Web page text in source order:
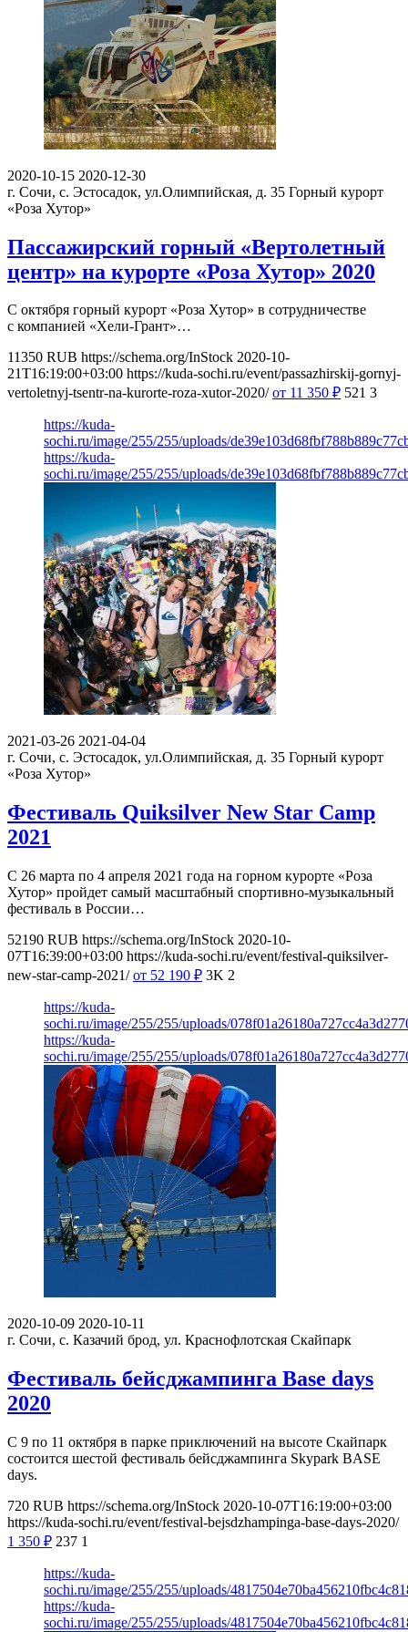
2020-10-15 2020-12-30
г. Сочи, с. Эстосадок, ул.Олимпийская, д. 35 Горный курорт
«Роза Хутор»
Пассажирский горный «Вертолетный
центр» на курорте «Роза Хутор» 2020
С октября горный курорт «Роза Хутор» в сотрудничестве
с компанией «Хели-Грант»…
11350 RUB https://schema.org/InStock 2020-10-
21T16:19:00+03:00 https://kuda-sochi.ru/event/passazhirskij-gornyj-
vertoletnyj-tsentr-na-kurorte-roza-xutor-2020/ от 11 350 ₽ 521 3
https://kuda-
sochi.ru/image/255/255/uploads/
https://kuda-
sochi.ru/image/255/255/uploads/
2021-03-26 2021-04-04
г. Сочи, с. Эстосадок, ул.Олимпийская, д. 35 Горный курорт
«Роза Хутор»
Фестиваль Quiksilver New Star Camp
2021
С 26 марта по 4 апреля 2021 года на горном курорте «Роза
Хутор» пройдет самый масштабный спортивно-музыкальный
фестиваль в России…
52190 RUB https://schema.org/InStock 2020-10-
07T16:39:00+03:00 https://kuda-sochi.ru/event/festival-quiksilver-
new-star-camp-2021/ от 52 190 ₽ 3K 2
https://kuda-
sochi.ru/image/255/255/uploads/
https://kuda-
sochi.ru/image/255/255/uploads/
2020-10-09 2020-10-11
г. Сочи, с. Казачий брод, ул. Краснофлотская Скайпарк
Фестиваль бейсджампинга Base days
2020
С 9 по 11 октября в парке приключений на высоте Скайпарк
состоится шестой фестиваль бейсджампинга Skypark BASE
days.
720 RUB https://schema.org/InStock 2020-10-07T16:19:00+03:00
https://kuda-sochi.ru/event/festival-bejsdzhampinga-base-days-2020/
1 350 ₽ 237 1
https://kuda-
sochi.ru/image/255/255/uploads/
https://kuda-
sochi.ru/image/255/255/uploads/